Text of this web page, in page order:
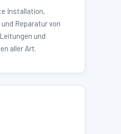
Installation,
Reparatur von
und
aller Art.